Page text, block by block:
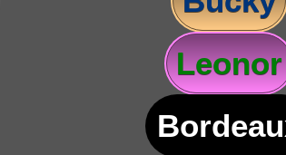
Leonor